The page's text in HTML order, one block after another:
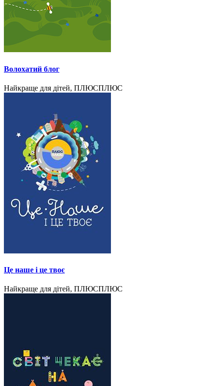
Волохатий блог
Найкраще для дітей, ПЛЮСПЛЮС
Це наше і це твоє
Найкраще для дітей, ПЛЮСПЛЮС